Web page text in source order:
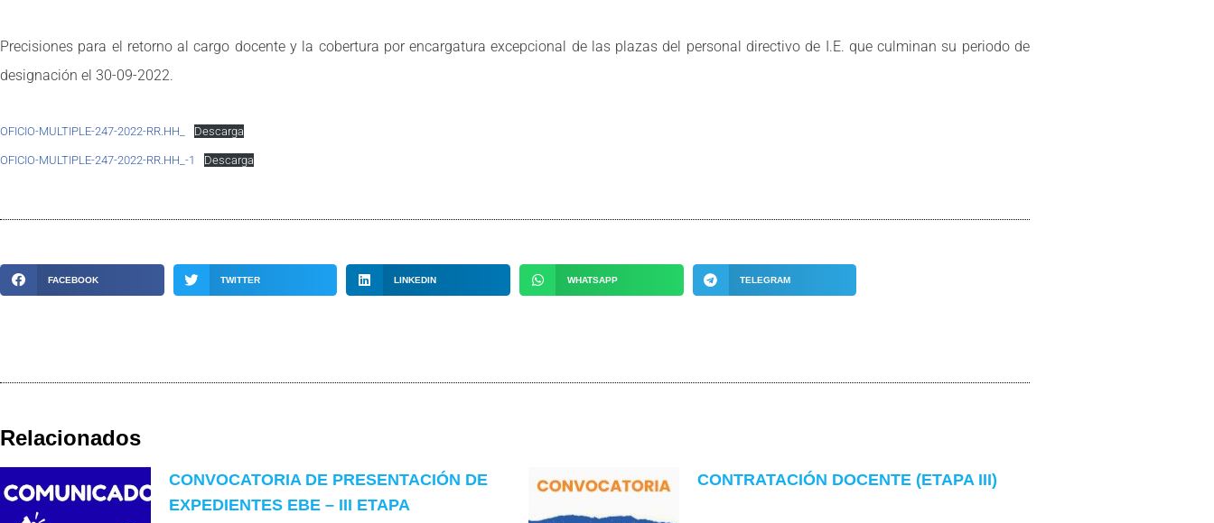
Precisiones para el retorno al cargo docente y la cobertura por encargatura excepcional de las plazas del personal directivo de I.E. que culminan su periodo de
designación el 30-09-2022.
OFICIO-MULTIPLE-247-2022-RR.HH_ Descarga
OFICIO-MULTIPLE-247-2022-RR.HH_-1 Descarga
FACEBOOK TWITTER LINKEDIN WHATSAPP TELEGRAM
Relacionados
CONVOCATORIA DE PRESENTACIÓN DE
EXPEDIENTES EBE – III ETAPA
CONTRATACIÓN DOCENTE (ETAPA III)